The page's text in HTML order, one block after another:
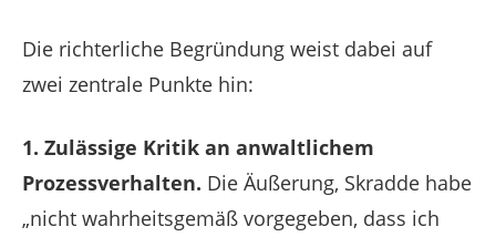
Die richterliche Begründung weist dabei auf
zwei zentrale Punkte hin:
1. Zulässige Kritik an anwaltlichem
Prozessverhalten. Die Äußerung, Skradde habe
„nicht wahrheitsgemäß vorgegeben, dass ich